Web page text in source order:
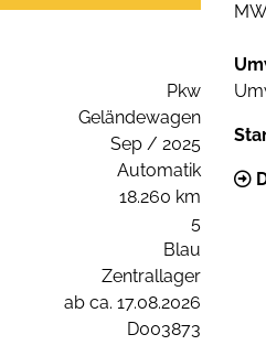
Pkw
Geländewagen
Sep / 2025
Automatik
18.260 km
5
Blau
Zentrallager
ab ca. 17.08.2026
D003873